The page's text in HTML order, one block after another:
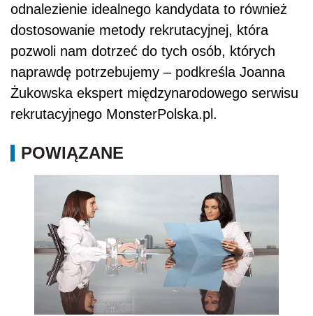
odnalezienie idealnego kandydata to również
dostosowanie metody rekrutacyjnej, która
pozwoli nam dotrzeć do tych osób, których
naprawdę potrzebujemy – podkreśla Joanna
Żukowska ekspert międzynarodowego serwisu
rekrutacyjnego MonsterPolska.pl.
POWIĄZANE